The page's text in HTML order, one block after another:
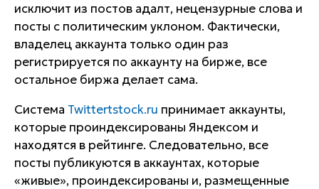
исключит из постов адалт, нецензурные слова и
посты с политическим уклоном. Фактически,
владелец аккаунта только один раз
регистрируется по аккаунту на бирже, все
остальное биржа делает сама.
Система Twittertstock.ru принимает аккаунты,
которые проиндексированы Яндексом и
находятся в рейтинге. Следовательно, все
посты публикуются в аккаунтах, которые
«живые», проиндексированы и, размещенные